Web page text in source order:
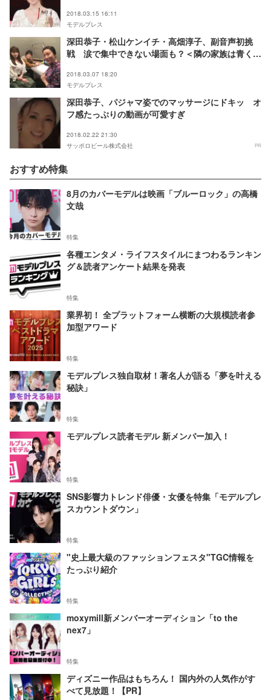
2018.03.15 16:11
モデルプレス
深田恭子・松山ケンイチ・高畑淳子、副音声初挑
戦 涙で集中できない場面も？＜隣の家族は青く見
2018.03.07 18:20
モデルプレス
深田恭子、パジャマ姿でのマッサージにドキッ オ
フ感たっぷりの動画が可愛すぎ
2018.02.22 21:30
サッポロビール株式会社
PR
おすすめ特集
8月のカバーモデルは映画「ブルーロック」の高橋
文哉
特集
各種エンタメ・ライフスタイルにまつわるランキン
グ＆読者アンケート結果を発表
特集
業界初！ 全プラットフォーム横断の大規模読者参
加型アワード
特集
モデルプレス独自取材！著名人が語る「夢を叶える
秘訣」
特集
モデルプレス読者モデル 新メンバー加入！
特集
SNS影響力トレンド俳優・女優を特集「モデルプレ
スカウントダウン」
特集
"史上最大級のファッションフェスタ"TGC情報を
たっぷり紹介
特集
moxymill新メンバーオーディション「to the
nex7」
特集
ディズニー作品はもちろん！ 国内外の人気作がす
べて見放題！【PR】